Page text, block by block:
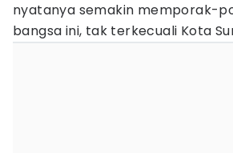
nyatanya semakin memporak-
bangsa ini, tak terkecuali Kota